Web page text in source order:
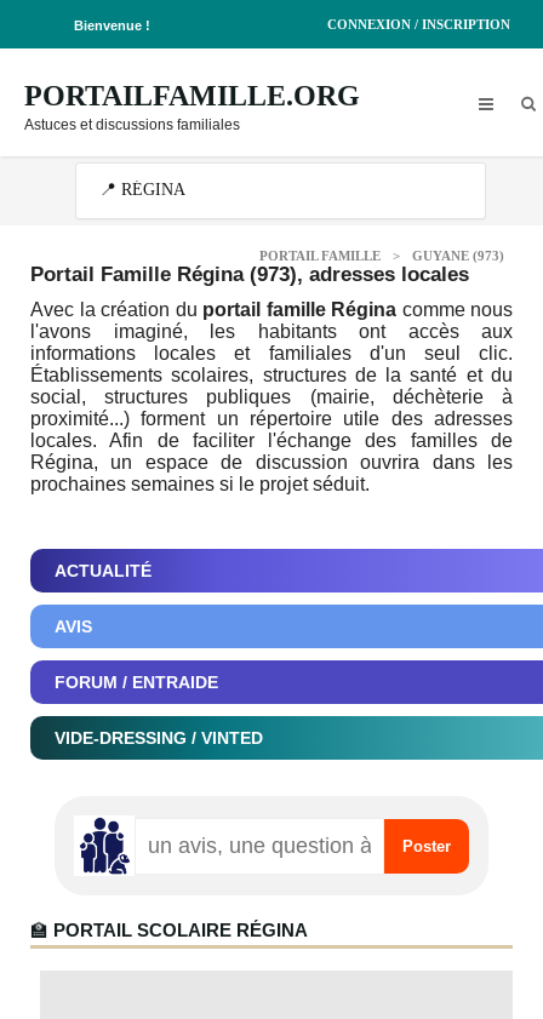
Bienvenue ! CONNEXION / INSCRIPTION
PORTAILFAMILLE.ORG
Astuces et discussions familiales
PORTAIL FAMILLE > GUYANE (973)
Portail Famille Régina (973), adresses locales
Avec la création du portail famille Régina comme nous
l'avons imaginé, les habitants ont accès aux
informations locales et familiales d'un seul clic.
Établissements scolaires, structures de la santé et du
social, structures publiques (mairie, déchèterie à
proximité...) forment un répertoire utile des adresses
locales. Afin de faciliter l'échange des familles de
Régina, un espace de discussion ouvrira dans les
prochaines semaines si le projet séduit.
ACTUALITÉ
AVIS
FORUM / ENTRAIDE
VIDE-DRESSING / VINTED
🏫 PORTAIL SCOLAIRE RÉGINA